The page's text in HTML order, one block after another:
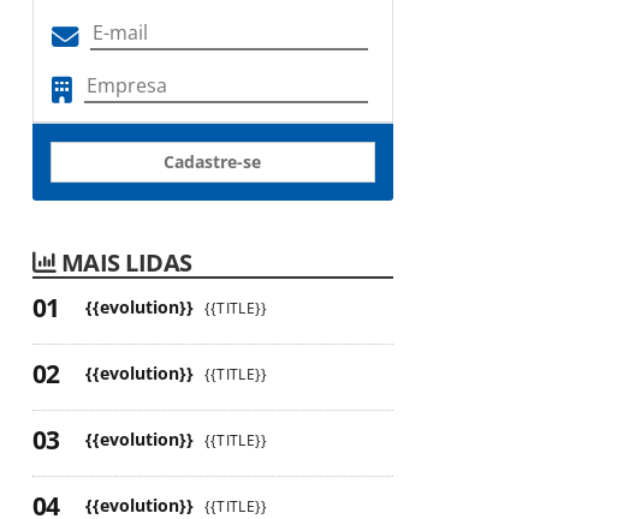
Cadastre-se
MAIS LIDAS
{{evolution}} {{TITLE}}
{{evolution}} {{TITLE}}
{{evolution}} {{TITLE}}
{{evolution}} {{TITLE}}